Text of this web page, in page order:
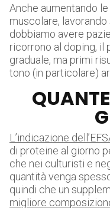
Anche aumentando
muscolare,
dobbiamo avere
ricorrono al doping, il
graduale, ma primi
tono (in particolare)
L’indicazione
di proteine al giorno
che nei culturisti e
quantità venga
quindi che un
migliore